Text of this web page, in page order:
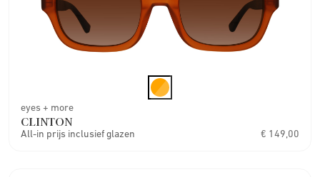
eyes + more
CLINTON
All-in prijs inclusief glazen € 149,00